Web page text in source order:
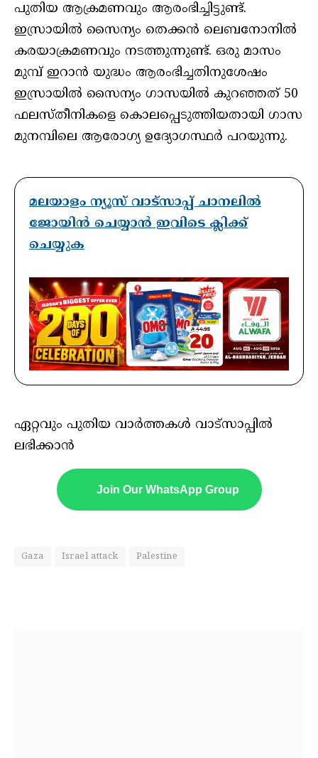
പുതിയ ആക്രമണവും ആരംഭിച്ചിട്ടുണ്ട്.
ഇസ്രായില്‍ സൈന്യം തെക്കന്‍ ലെബനോനില്‍
കരയാക്രമണവും നടത്തുന്നുണ്ട്. ഒരു മാസം
മുമ്പ് ഇറാന്‍ യുദ്ധം ആരംഭിച്ചതിനുശേഷം
ഇസ്രായില്‍ സൈന്യം ഗാസയില്‍ കുറഞ്ഞത് 50
ഫലസ്തീനികളെ കൊലപ്പെടുത്തിയതായി ഗാസ
മുനമ്പിലെ ആരോഗ്യ ഉദ്യോഗസ്ഥര്‍ പറയുന്നു.
മലയാളം ന്യൂസ് വാട്സാപ്പ് ചാനലിൽ
ജോയിൻ ചെയ്യാൻ ഇവിടെ ക്ലിക്ക്
ചെയ്യുക
ഏറ്റവും പുതിയ വാർത്തകൾ വാട്സാപ്പിൽ
ലഭിക്കാൻ
Join Our WhatsApp Group
Gaza Israel attack Palestine